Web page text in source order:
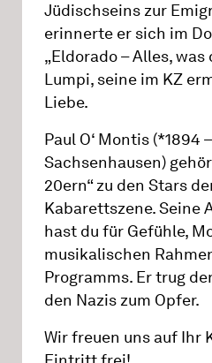
Jüdischseins zur
erinnerte er sich im
„Eldorado – Alles, was
Lumpi, seine im KZ
Liebe.
Paul O‘ Montis (*1894
Sachsenhausen)
20ern“ zu den Stars
Kabarettszene. Seine
hast du für Gefühle,
musikalischen
Programms. Er trug
den Nazis zum Opfer.
Wir freuen uns auf Ihr